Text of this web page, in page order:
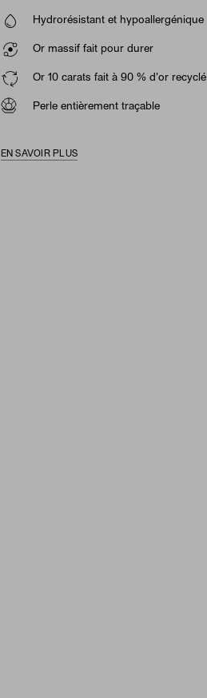
Hydrorésistant et hypoallergénique
Or massif fait pour durer
Or 10 carats fait à 90 % d'or recyclé
Perle entièrement traçable
EN SAVOIR PLUS